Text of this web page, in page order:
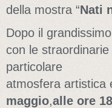
della mostra “Nati
Dopo il
con le
particolare
atmosfera artistica
maggio,alle ore